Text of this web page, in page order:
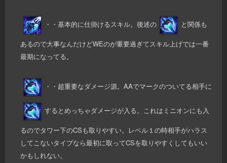
・・基本的に仕掛けるスキル。後述の と関係も
あるので大事なんだけどWEのが重要過ぎてスキル上げでは一番
最期になってる。
・・超重要なダメージ源。AAでマークのついてる相手に
するとめっちゃダメージが入る。これはミニオンにも入
るのでタワー下のCSも取りやすい。レベル１の時相手がハラス
してこないタイプなら最初に取ってCSを取りやすくしてもいい
かもしれない。